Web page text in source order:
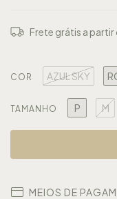
Frete grátis a partir
COR AZUL SKY
TAMANHO P M
MEIOS DE